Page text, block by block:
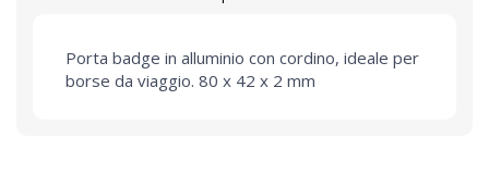
Porta badge in alluminio con cordino, ideale per
borse da viaggio. 80 x 42 x 2 mm